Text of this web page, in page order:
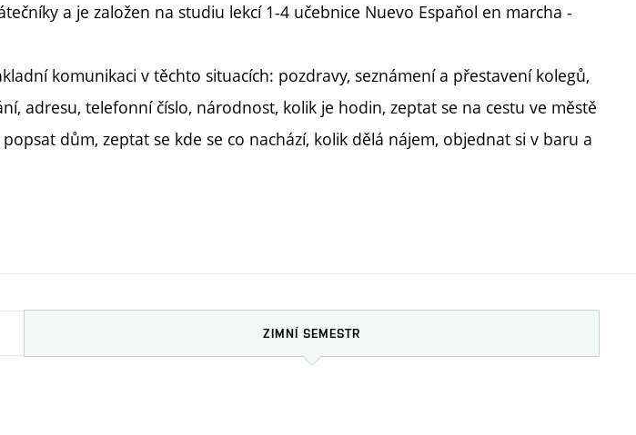
a je založen na studiu lekcí 1-4 učebnice Nuevo Espaňol en marcha -
komunikaci v těchto situacích: pozdravy, seznámení a přestavení kolegů,
adresu, telefonní číslo, národnost, kolik je hodin, zeptat se na cestu ve městě
dům, zeptat se kde se co nachází, kolik dělá nájem, objednat si v baru a
ZIMNÍ SEMESTR